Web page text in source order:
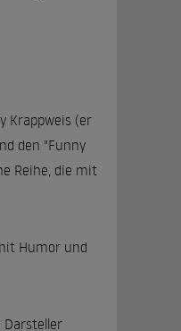
Krappweis (er
den "Funny
Reihe, die mit
Humor und
Darsteller